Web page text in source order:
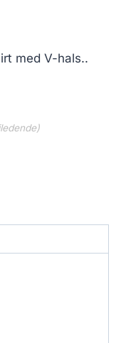
med V-hals..